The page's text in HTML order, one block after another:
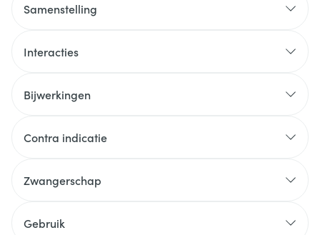
Samenstelling
Interacties
Bijwerkingen
Contra indicatie
Zwangerschap
Gebruik